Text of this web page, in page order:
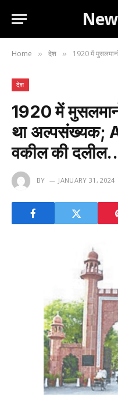
Home » देश » 1920 में मुसलमानों ने
देश
1920 में
था अल्पसंख्यक;
वकील की
BY JANUARY 31, 2024